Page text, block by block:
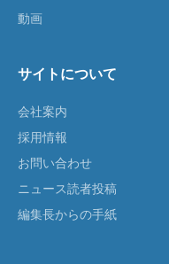
動画
サイトについて
会社案内
採用情報
お問い合わせ
ニュース読者投稿
編集長からの手紙